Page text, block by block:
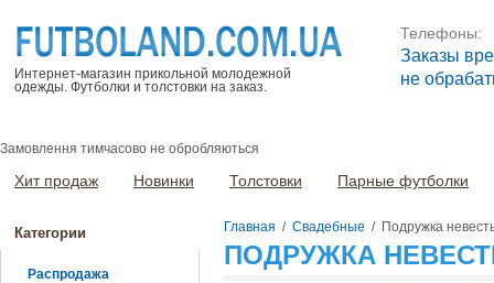
Интернет-магазин прикольной молодежной
одежды. Футболки и толстовки на заказ.
Телефоны:
Заказы
не
Замовлення тимчасово не обробляються
Хит продаж Новинки Толстовки Парные футболки
Категории
Распродажа
Главная / Свадебные / Подружка
ПОДРУЖКА